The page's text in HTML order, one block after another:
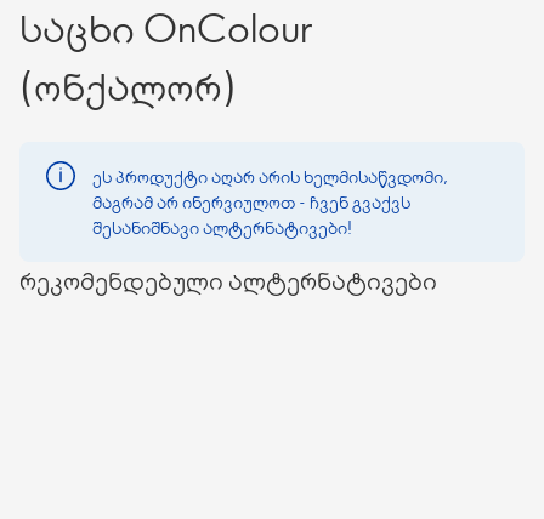
საცხი OnColour
(ონქალორ)
ეს პროდუქტი აღარ არის ხელმისაწვდომი,
მაგრამ არ ინერვიულოთ - ჩვენ გვაქვს
შესანიშნავი ალტერნატივები!
რეკომენდებული ალტერნატივები